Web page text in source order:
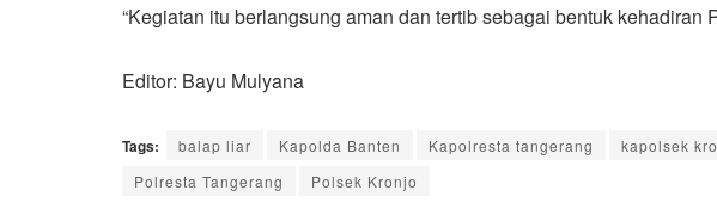
“Kegiatan itu berlangsung aman dan tertib sebagai bentuk kehadiran
Editor: Bayu Mulyana
Tags: balap liar Kapolda Banten Kapolresta tangerang kapolsek
Polresta Tangerang
Polsek Kronjo